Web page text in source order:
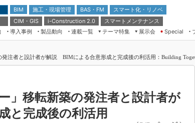
BIM 施工・現場管理 BAS・FM
スマート化・リノベ
CIM・GIS i-Construction 2.0
スマートメンテナンス
導入事例 製品動向 連載一覧
テーマ特集
ドローンがもたらす建設業界の“ゲー
ムチェンジ” Ver.2.0
“Society5.0”時代のスマートビル
VR／ARが描くモノづくりのミライ
展示会
第8回 国際 建設・測量展
築・土木・不動産の先端技術展－
Japan Drone 2023
Special
発注者と設計者が解説 BIMによる合意形成と完成後の利活用：Building
」移転新築の発注者と設計者が
完成後の利活用